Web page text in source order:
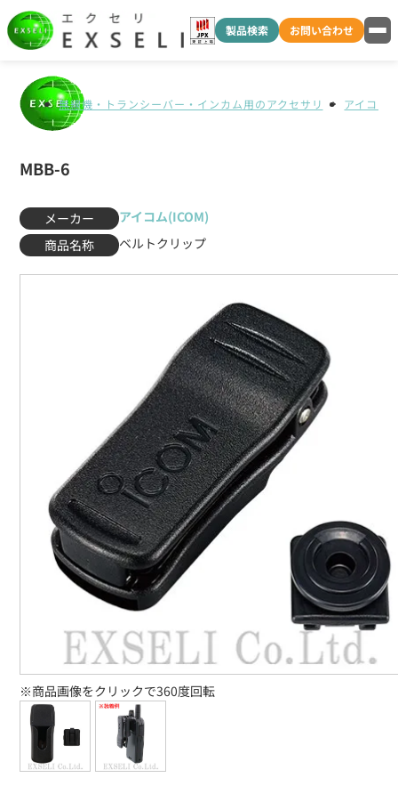
製品検索 お問い合わせ
無線機・トランシーバー・インカム用のアクセサリ アイコム
MBB-6
メーカー
アイコム(ICOM)
商品名称
ベルトクリップ
※商品画像をクリックで360度回転